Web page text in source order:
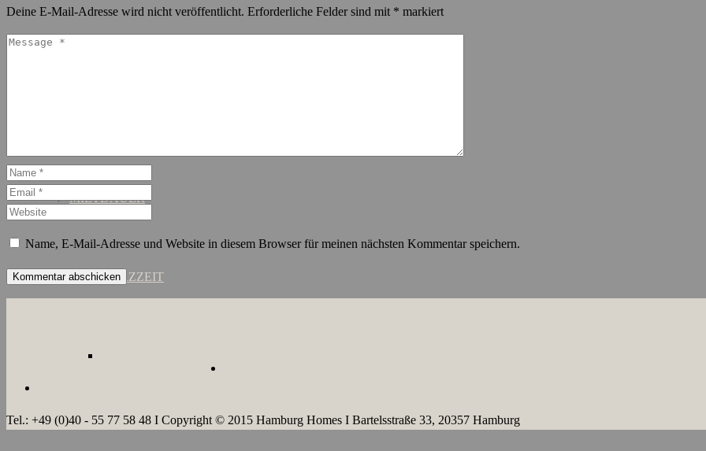
MIETDAUER
KURZZEIT
Deine E-Mail-Adresse wird nicht veröffentlicht. Erforderliche Felder sind mit * markiert
Name, E-Mail-Adresse und Website in diesem Browser für meinen nächsten Kommentar speichern.
Tel.: +49 (0)40 - 55 77 58 48 I Copyright © 2015 Hamburg Homes I Bartelsstraße 33, 20357 Hamburg